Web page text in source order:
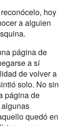
hoy
a alguien
página de
a sí
de volver a
solo. No sin
página de
quedó en